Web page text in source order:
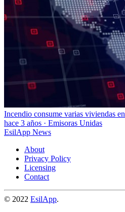
Incendio consume varias viviendas
hace 3 años · Emisoras Unidas
EsilApp News
About
Privacy Policy
Licensing
Contact
© 2022 EsilApp.